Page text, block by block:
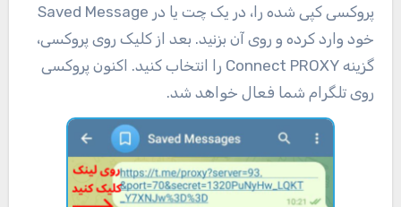
پروکسی کپی شده را، در یک چت یا در Saved Message
خود وارد کرده و روی آن بزنید. بعد از کلیک روی پروکسی،
گزینه Connect PROXY را انتخاب کنید. اکنون پروکسی
روی تلگرام شما فعال خواهد شد.